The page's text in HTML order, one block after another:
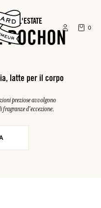
0
PER L'ESTATE
POCHON
latte per il corpo
preziose avvolgono
fragranze d'eccezione.